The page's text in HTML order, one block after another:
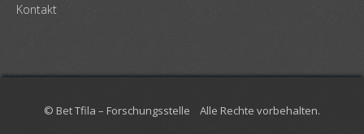
Kontakt
© Bet Tfila – Forschungsstelle Alle Rechte vorbehalten.